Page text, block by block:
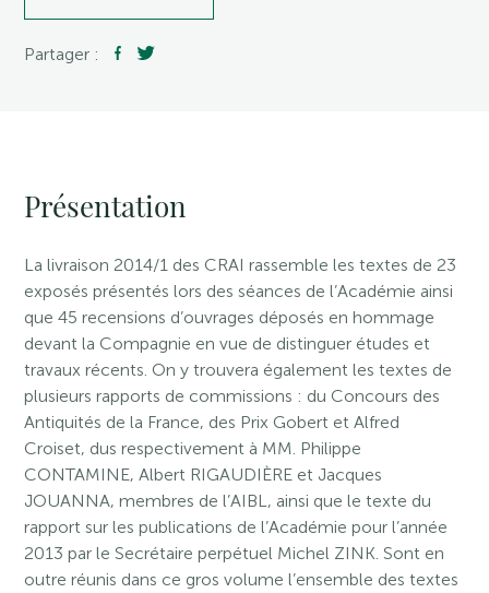
Partager :
Présentation
La livraison 2014/1 des CRAI rassemble les textes de 23
exposés présentés lors des séances de l’Académie ainsi
que 45 recensions d’ouvrages déposés en hommage
devant la Compagnie en vue de distinguer études et
travaux récents. On y trouvera également les textes de
plusieurs rapports de commissions : du Concours des
Antiquités de la France, des Prix Gobert et Alfred
Croiset, dus respectivement à MM. Philippe
CONTAMINE, Albert RIGAUDIÈRE et Jacques
JOUANNA, membres de l’AIBL, ainsi que le texte du
rapport sur les publications de l’Académie pour l’année
2013 par le Secrétaire perpétuel Michel ZINK. Sont en
outre réunis dans ce gros volume l’ensemble des textes